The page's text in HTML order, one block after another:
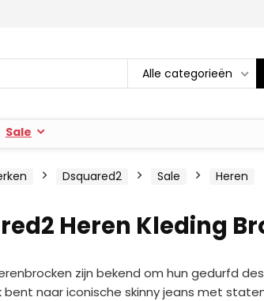
Alle categorieën
Sale
Dsquared2 Sale Heren
Heren Kleding
zijn bekend om hun gedurfd
bent naar iconische skinny jeans met